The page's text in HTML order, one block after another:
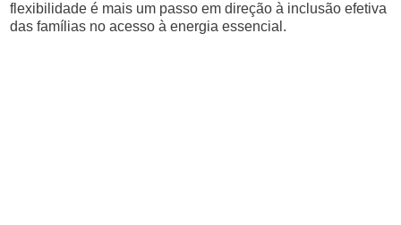
flexibilidade é mais um passo em direção à inclusão efetiva
das famílias no acesso à energia essencial.